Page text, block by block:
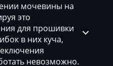
мочевины на
это
для прошивки
в них куча,
невозможно.